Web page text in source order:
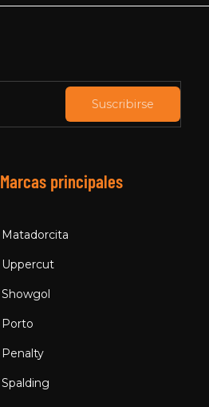
Suscribirse
Marcas principales
Matadorcita
Uppercut
Showgol
Porto
Penalty
Spalding